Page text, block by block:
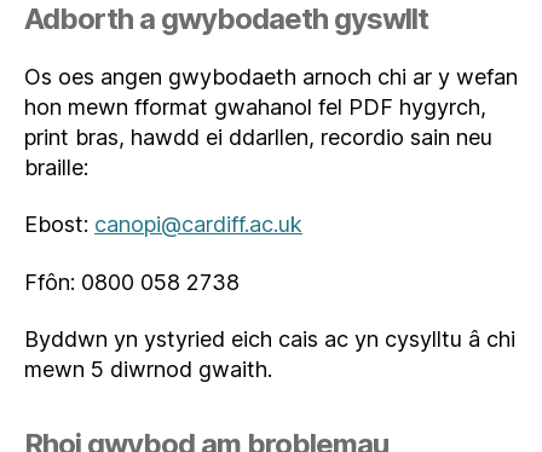
Adborth a gwybodaeth gyswllt
Os oes angen gwybodaeth arnoch chi ar y wefan
hon mewn fformat gwahanol fel PDF hygyrch,
print bras, hawdd ei ddarllen, recordio sain neu
braille:
Ebost: canopi@cardiff.ac.uk
Ffôn: 0800 058 2738
Byddwn yn ystyried eich cais ac yn cysylltu â chi
mewn 5 diwrnod gwaith.
Rhoi gwybod am broblemau